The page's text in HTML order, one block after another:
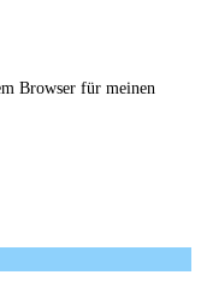
Browser für meinen